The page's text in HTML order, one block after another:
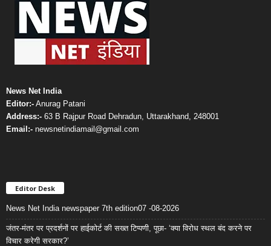
News Net India
Editor:- Anurag Patani
Address:- 63 B Rajpur Road Dehradun, Uttarakhand, 248001
Email:- newsnetindiamail@gmail.com
Editor Desk
News Net India newspaper 7th edition07 -08-2026
जंतर-मंतर पर प्रदर्शनों पर हाईकोर्ट की सख्त टिप्पणी, पूछा- ‘क्या विरोध स्थल बंद करने पर
विचार करेगी सरकार?’